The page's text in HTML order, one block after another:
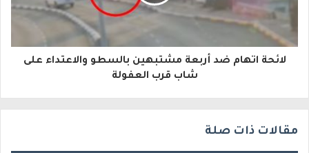
ر
لائحة اتهام ضد أربعة مشتبهين بالسطو والاعتداء على
شاب قرب العفولة
مقالات ذات صلة